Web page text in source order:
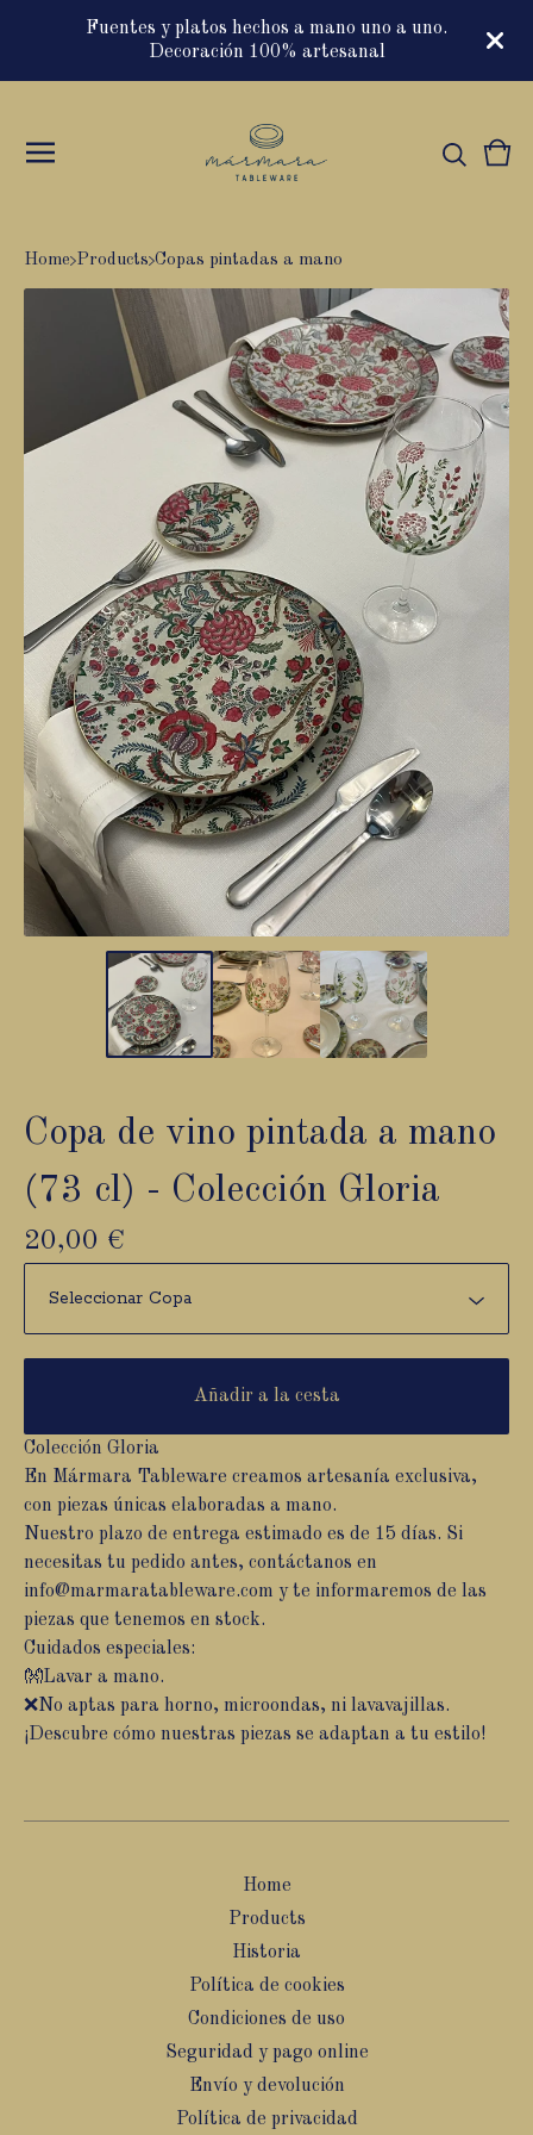
Fuentes y platos hechos a mano uno a uno.
Decoración 100% artesanal
0
Home Products Copas pintadas a mano
Copa de vino pintada a mano
(73 cl) - Colección Gloria
20,00 €
Añadir a la cesta
Colección Gloria
En Mármara Tableware creamos artesanía exclusiva,
con piezas únicas elaboradas a mano.
Nuestro plazo de entrega estimado es de 15 días. Si
necesitas tu pedido antes, contáctanos en
info@marmaratableware.com y te informaremos de las
piezas que tenemos en stock.
Cuidados especiales:
👐Lavar a mano.
❌No aptas para horno, microondas, ni lavavajillas.
¡Descubre cómo nuestras piezas se adaptan a tu estilo!
Home
Products
Historia
Política de cookies
Condiciones de uso
Seguridad y pago online
Envío y devolución
Política de privacidad